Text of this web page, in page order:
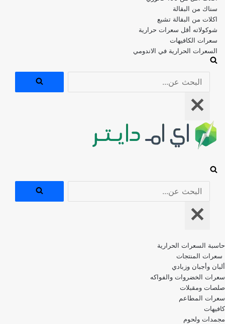
اكلات من البقالة تشبع
شوكولاته أقل سعرات حرارية
سعرات الكافيهات
السعرات الحرارية في الاندومي
قائمة
قائمة
التنقل
حاسبة السعرات الحرارية
سعرات المنتجات
ألبان وأجبان وزبادي
سعرات الخضروات والفواكه
صلصات ومقبلات
سعرات المطاعم
كافيهات
مجمدات ولحوم